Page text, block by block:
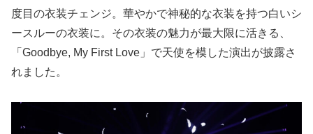
度目の衣装チェンジ。華やかで神秘的な衣装を持つ白いシ
ースルーの衣装に。その衣装の魅力が最大限に活きる、
「Goodbye, My First Love」で天使を模した演出が披露さ
れました。